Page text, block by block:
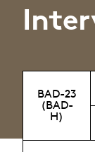
BAD-23
(BAD-
H)